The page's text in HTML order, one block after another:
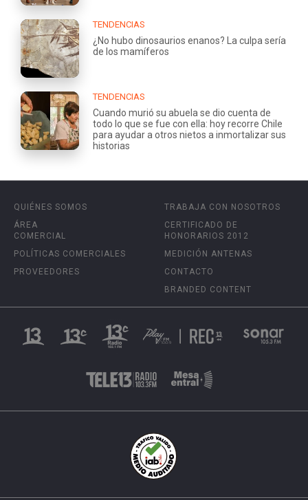
TENDENCIAS
¿No hubo dinosaurios enanos? La culpa sería
de los mamíferos
TENDENCIAS
Cuando murió su abuela se dio cuenta de
todo lo que se fue con ella: hoy recorre Chile
para ayudar a otros nietos a inmortalizar sus
historias
QUIÉNES SOMOS
ÁREA
COMERCIAL
POLÍTICAS COMERCIALES
PROVEEDORES
TRABAJA CON NOSOTROS
CERTIFICADO DE
HONORARIOS 2012
MEDICIÓN ANTENAS
CONTACTO
BRANDED CONTENT